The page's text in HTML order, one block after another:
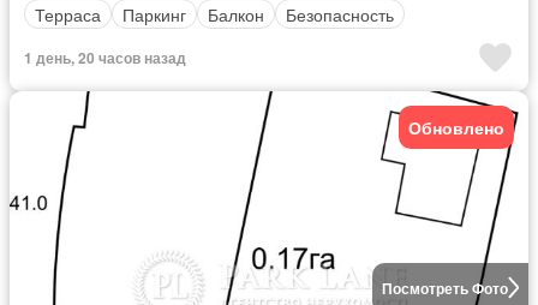
Терраса
Паркинг Балкон Безопасность
1 день, 20 часов назад
Посмотреть Фото
Обновлено